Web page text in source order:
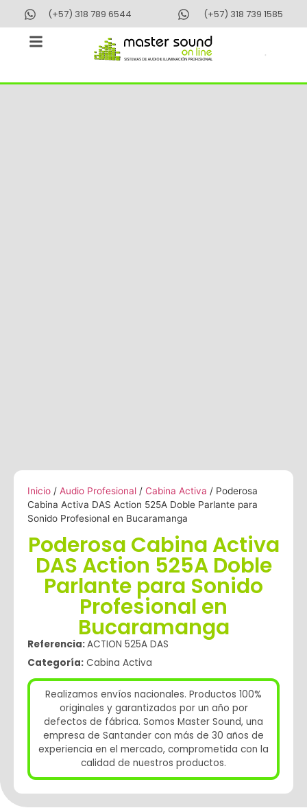
contenido
(+57) 318 789 6544 (+57) 318 739 1585
Inicio / Audio Profesional / Cabina Activa / Poderosa
Cabina Activa DAS Action 525A Doble Parlante para
Sonido Profesional en Bucaramanga
Poderosa Cabina Activa
DAS Action 525A Doble
Parlante para Sonido
Profesional en
Bucaramanga
Referencia:ACTION 525A DAS
Categoría: Cabina Activa
Realizamos envíos nacionales. Productos 100%
originales y garantizados por un año por
defectos de fábrica. Somos Master Sound, una
empresa de Santander con más de 30 años de
experiencia en el mercado, comprometida con la
calidad de nuestros productos.